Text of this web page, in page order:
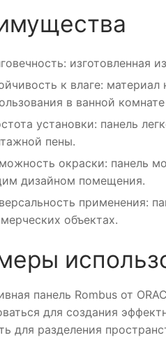
изготовленная
к влаге:
в ванной
установки: панель
пены.
окраски: панель
дизайном помещения.
применения:
объектах.
панель Rombus от
для создания
для разделения